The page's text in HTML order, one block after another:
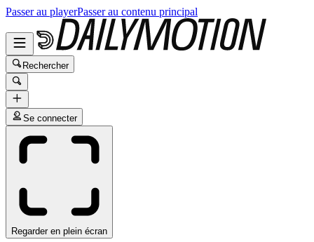
Passer au playerPasser au contenu principal
Rechercher
Se connecter
Regarder en plein écran